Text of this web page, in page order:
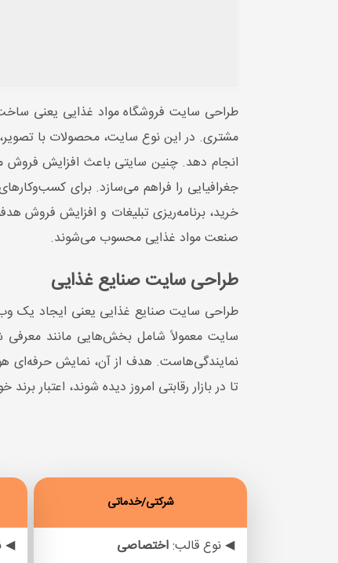
طراحی سایت فروشگاه مواد غذایی یعنی
مشتری. در این نوع سایت، محصولات با
انجام دهد. چنین سایتی باعث افزایش فروش
جغرافیایی را فراهم می‌سازد. برای
خرید، برنامه‌ریزی تبلیغات و افزایش فروش
صنعت مواد غذایی محسوب می‌شوند.
طراحی سایت صنایع غذایی
طراحی سایت صنایع غذایی یعنی ایجاد یک
سایت معمولاً شامل بخش‌هایی مانند معرفی
نمایندگی‌هاست. هدف از آن، نمایش حرفه‌ای
تا در بازار رقابتی امروز دیده شوند، اعتبار
شرکتی/خدماتی
◀ نوع قالب:اختصاصی
◀